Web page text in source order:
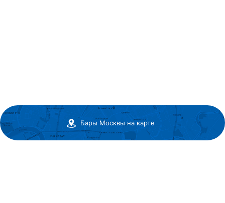
Бары Москвы на карте